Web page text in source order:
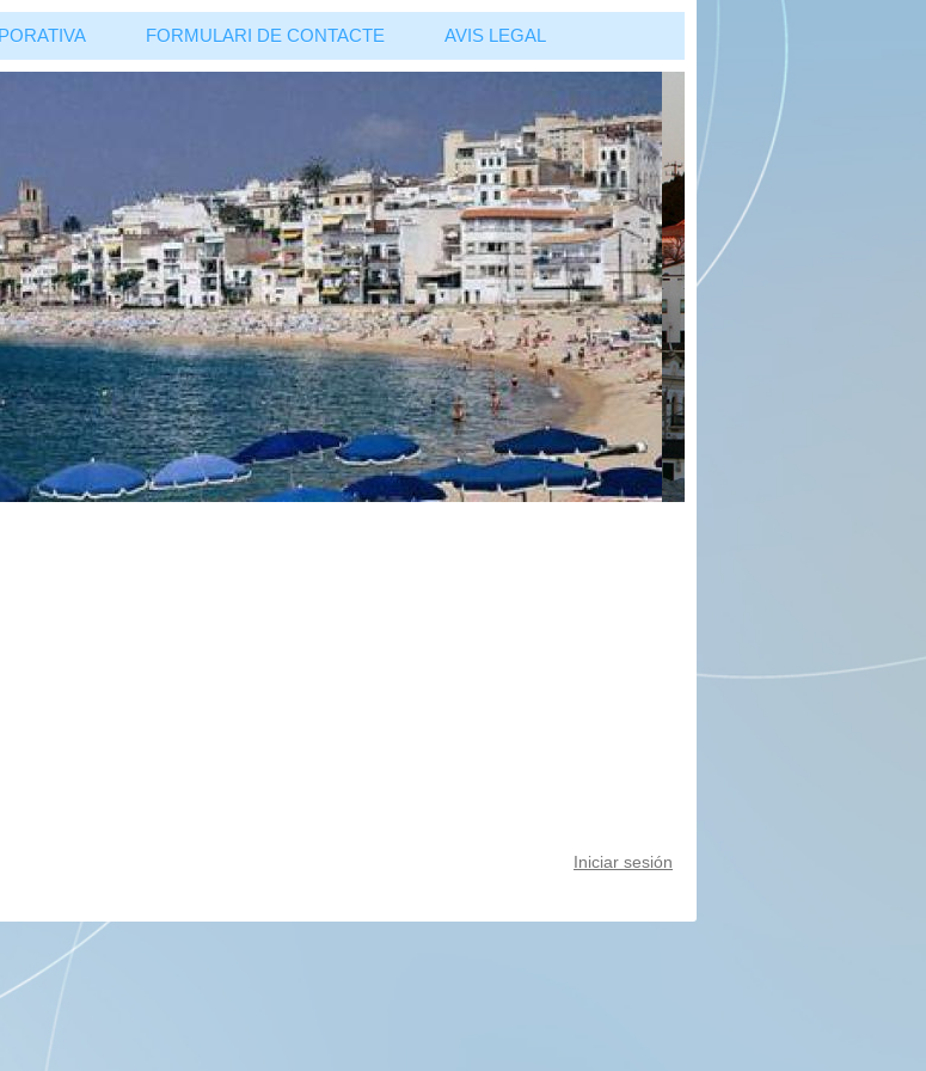
FORMULARI DE CONTACTE AVIS LEGAL
Iniciar sesión